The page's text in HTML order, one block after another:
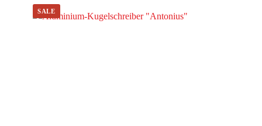
Werbeanbringung